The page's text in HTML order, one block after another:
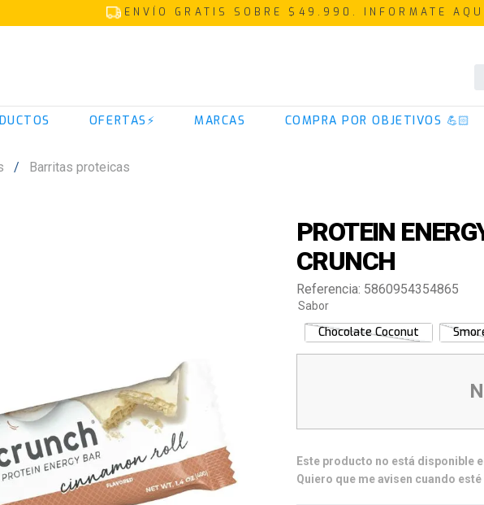
ENVÍO GRATIS SOBRE $49.990. INFORMATE
OFERTAS⚡ MARCAS COMPRA POR OBJETIVOS 💪🏻
Barritas proteicas
PROTEIN
CRUNCH
Referencia: 5860954354865
Sabor
Chocolate Coconut
Este producto no está disponible
Quiero que me avisen cuando
TÉRMINOS MÁS BUSCADOS